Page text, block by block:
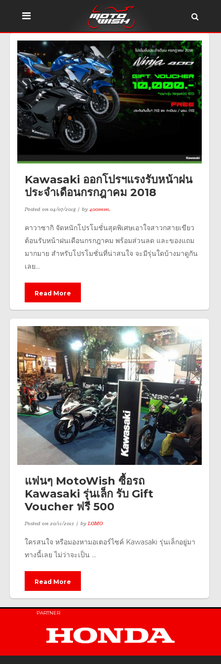
Kawasaki ออกโปรฯแรงรับหน้าฝน
ประจำเดือนกรกฎาคม 2018
Posted on04/07/2018 by400mm.
คาวาซากิ จัดหนักโปรโมชั่นสุดพิเศษเอาใจสาวกสายเขียว
ต้อนรับหน้าฝนเดือนกรกฎาคม พร้อมส่วนลด และของแถม
มากมาย สำหรับโปรโมชั่นที่น่าสนใจ จะมีรุ่นใดบ้างมาดูกัน
เลย...
Read More
แฟนๆ MotoWish ซื้อรถ
Kawasaki รุ่นเล็ก รับ Gift
Voucher ฟรี 500
Posted on20/11/2015 byLOMO
ใครสนใจ หรือมองหามอเตอร์ไซค์ Kawasaki รุ่นเล็กอยู่มา
ทางนี้เลย ไม่ว่าจะเป็น ...
Read More
PARTNER